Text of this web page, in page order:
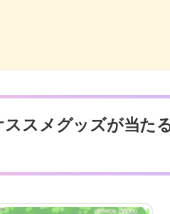
スメグッズが当た